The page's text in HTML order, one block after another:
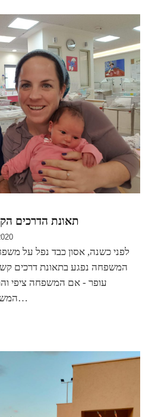
תאונת הדרכים
לפני כשנה, אסון כבד נפל על
עופר - אם המשפחה ציפי
המשפחה אפרים ואיתי בן ה-12…